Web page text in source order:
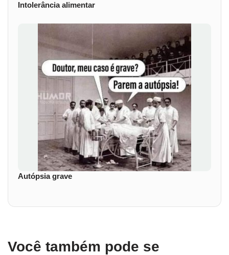
Intolerância alimentar
Autópsia grave
Você também pode se